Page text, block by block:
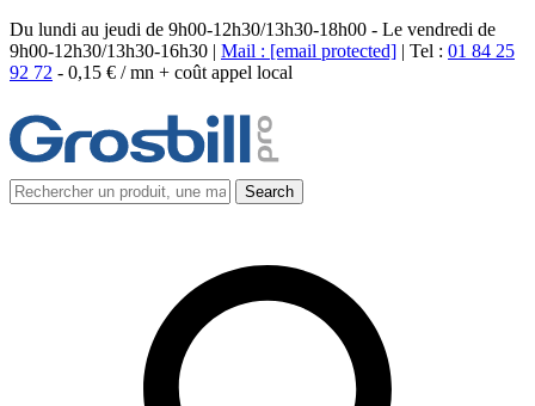
Du lundi au jeudi de 9h00-12h30/13h30-18h00 - Le vendredi de
9h00-12h30/13h30-16h30 | Mail : [email protected] | Tel : 01 84 25
92 72 - 0,15 € / mn + coût appel local